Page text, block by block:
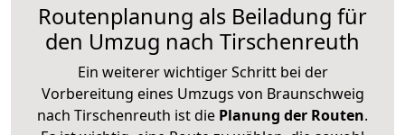
Routenplanung als Beiladung für
den Umzug nach Tirschenreuth
Ein weiterer wichtiger Schritt bei der
Vorbereitung eines Umzugs von Braunschweig
nach Tirschenreuth ist die Planung der Routen.